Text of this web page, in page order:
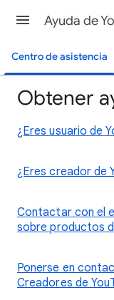
Ayuda de
Centro de asistencia
Obtener
¿Eres usuario de
¿Eres creador de
Contactar con el
sobre productos
Ponerse en
Creadores de